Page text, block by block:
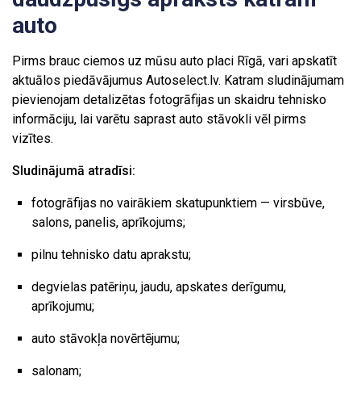
auto
Pirms brauc ciemos uz mūsu auto placi Rīgā, vari apskatīt
aktuālos piedāvājumus Autoselect.lv. Katram sludinājumam
pievienojam detalizētas fotogrāfijas un skaidru tehnisko
informāciju, lai varētu saprast auto stāvokli vēl pirms
vizītes.
Sludinājumā atradīsi:
fotogrāfijas no vairākiem skatupunktiem — virsbūve,
salons, panelis, aprīkojums;
pilnu tehnisko datu aprakstu;
degvielas patēriņu, jaudu, apskates derīgumu,
aprīkojumu;
auto stāvokļa novērtējumu;
salonam;